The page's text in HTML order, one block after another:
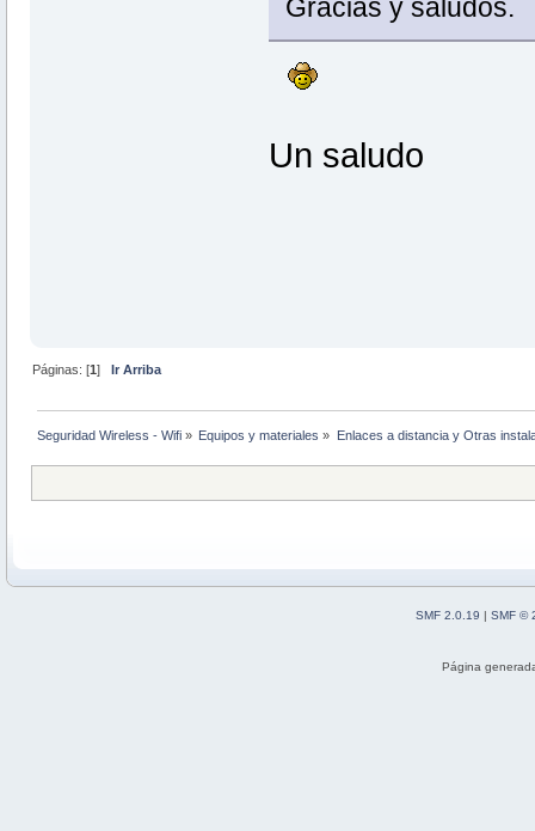
Gracias y saludos.
Un saludo
Páginas: [1]Ir Arriba
Seguridad Wireless - Wifi » Equipos y materiales » Enlaces a distancia y Otras
SMF 2.0.19 | SMF ©
Página